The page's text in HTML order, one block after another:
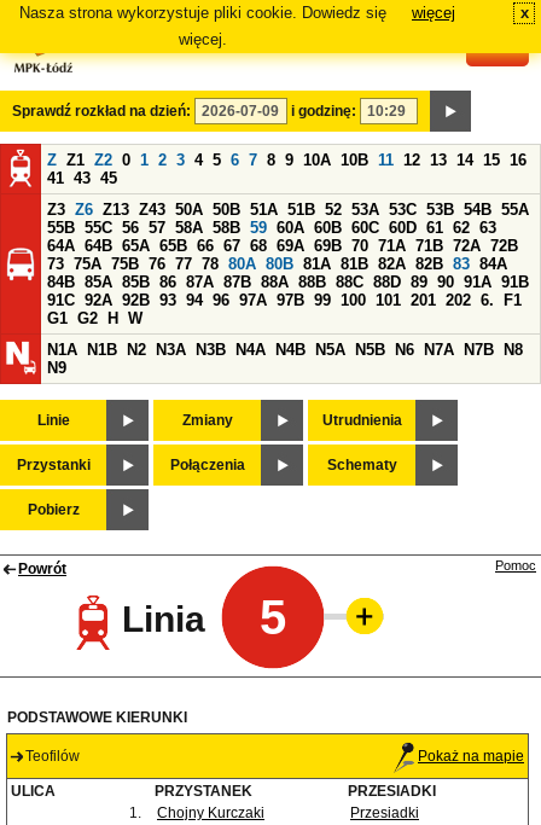
Nasza strona wykorzystuje pliki cookie. Dowiedz się
więcej.
więcej x
Sprawdź rozkład na dzień: i godzinę:
Z Z1 Z2 0 1 2 3 4 5 6 7 8 9 10A 10B 11 12 13 14 15 16
41 43 45
Z3 Z6 Z13 Z43 50A 50B 51A 51B 52 53A 53C 53B 54B 55A
55B 55C 56 57 58A 58B 59 60A 60B 60C 60D 61 62 63
64A 64B 65A 65B 66 67 68 69A 69B 70 71A 71B 72A 72B
73 75A 75B 76 77 78 80A 80B 81A 81B 82A 82B 83 84A
84B 85A 85B 86 87A 87B 88A 88B 88C 88D 89 90 91A 91B
91C 92A 92B 93 94 96 97A 97B 99 100 101 201 202 6.
F1
G1 G2 H
W
N1A
N1B N2 N3A N3B N4A N4B N5A N5B N6 N7A N7B
N8
N9
Linie Zmiany Utrudnienia
Przystanki Połączenia Schematy
Pobierz
Powrót
Linia 5
Pomoc
PODSTAWOWE KIERUNKI
Teofilów Pokaż na mapie
ULICA PRZYSTANEK
PRZESIADKI
1.
Chojny Kurczaki
Przesiadki